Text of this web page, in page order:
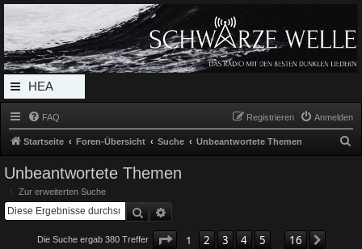
Radio Schwarze Welle Forum
Das Radio mit den Besten Dunklen Liedern
HEA
DERL
MEN
U
FAQ Anmelden
Registrieren
Startseite Foren-Übersicht Suche Unbeantwortete Themen
Unbeantwortete Themen
Zur erweiterten Suche
Suche
Die Suche ergab 380 Treffer Seite 1von 16
1 2 3 4 5 16